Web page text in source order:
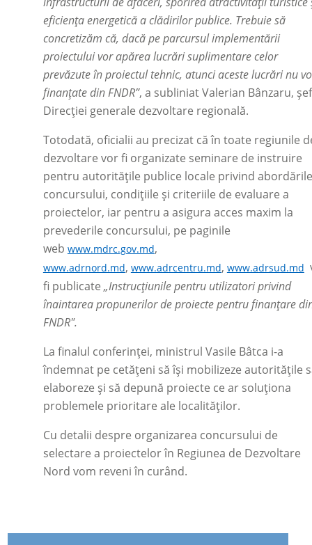
eficiența energetică a clădirilor publice. Trebuie să
concretizăm că, dacă pe parcursul implementării
proiectului vor apărea lucrări suplimentare celor
prevăzute în proiectul tehnic, atunci aceste lucrări nu
finanțate din FNDR”, a subliniat Valerian Bânzaru,
Direcției generale dezvoltare regională.
Totodată, oficialii au precizat că în toate regiunile
dezvoltare vor fi organizate seminare de instruire
pentru autoritățile publice locale privind abordările
concursului, condițiile și criteriile de evaluare a
proiectelor, iar pentru a asigura acces maxim la
prevederile concursului, pe paginile
web www.mdrc.gov.md,
www.adrnord.md, www.adrcentru.md, www.adrsud.md
fi publicate „Instrucțiunile pentru utilizatori privind
înaintarea propunerilor de proiecte pentru finanțare
FNDR".
La finalul conferinței, ministrul Vasile Bâtca i-a
îndemnat pe cetățeni să își mobilizeze autoritățile
elaboreze și să depună proiecte ce ar soluționa
problemele prioritare ale localităților.
Cu detalii despre organizarea concursului de
selectare a proiectelor în Regiunea de Dezvoltare
Nord vom reveni în curând.